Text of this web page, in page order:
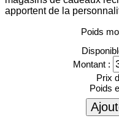
apportent de la
Poids
Montant :
Prix
Poids